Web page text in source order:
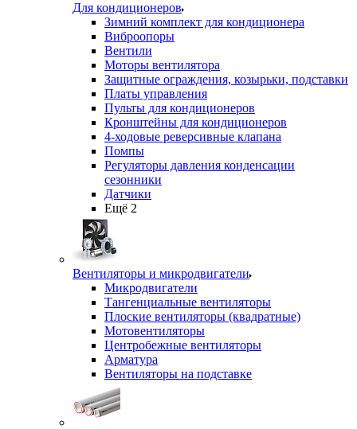
Для кондиционеров
Зимний комплект для кондиционера
Виброопоры
Вентили
Моторы вентилятора
Защитные ограждения, козырьки, подставки
Платы управления
Пульты для кондиционеров
Кронштейны для кондиционеров
4-ходовые реверсивные клапана
Помпы
Регуляторы давления конденсации
сезонники
Датчики
Ещё 2
Вентиляторы и микродвигатели
Микродвигатели
Тангенциальные вентиляторы
Плоские вентиляторы (квадратные)
Мотовентиляторы
Центробежные вентиляторы
Арматура
Вентиляторы на подставке